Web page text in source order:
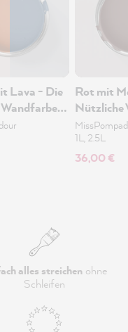
Lava - Die
Rot mit
Nützliche
1L
1L, 2.5L
36,00 €
alles streichen ohne
Schleifen